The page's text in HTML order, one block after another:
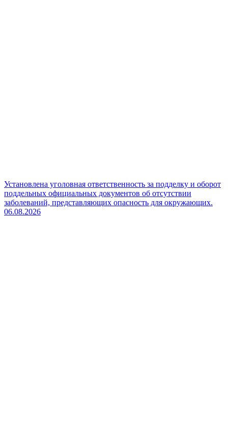
Установлена уголовная ответственность за подделку и оборот
поддельных официальных документов об отсутствии
заболеваний, представляющих опасность для окружающих.
06.08.2026